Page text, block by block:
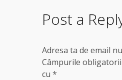
Post a
Adresa ta de email
Câmpurile
cu *